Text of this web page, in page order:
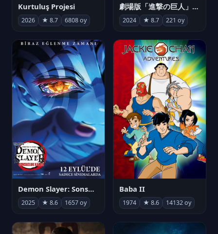
Kurtuluş Projesi
2026 ★ 8.7 6808 oy
劇場版「進撃の巨人」完結編 THE LAST ATTACK
2024 ★ 8.7 221 oy
Demon Slayer: Sonsuzluk Kalesi
2025 ★ 8.6 1657 oy
Baba II
1974 ★ 8.6 14132 oy